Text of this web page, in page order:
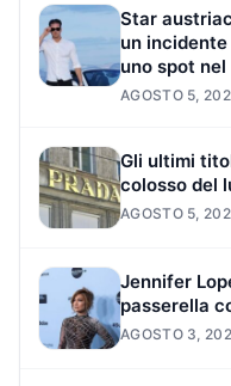
Star
un
uno spot
AGOSTO 5,
Gli ultimi
colosso del
AGOSTO 5,
Jennifer
passerella
AGOSTO 3,